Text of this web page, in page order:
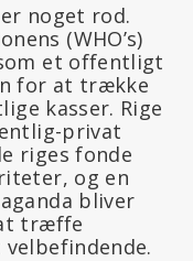
noget rod.
(WHO’s)
et offentligt
for at trække
kasser. Rige
privat
riges fonde
og en
bliver
træffe